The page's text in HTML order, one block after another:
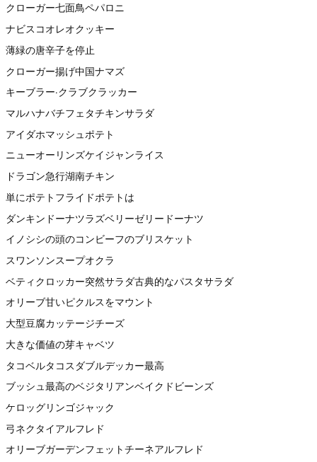
クローガー七面鳥ペパロニ
ナビスコオレオクッキー
薄緑の唐辛子を停止
クローガー揚げ中国ナマズ
キーブラー·クラブクラッカー
マルハナバチフェタチキンサラダ
アイダホマッシュポテト
ニューオーリンズケイジャンライス
ドラゴン急行湖南チキン
単にポテトフライドポテトは
ダンキンドーナツラズベリーゼリードーナツ
イノシシの頭のコンビーフのブリスケット
スワンソンスープオクラ
ベティクロッカー突然サラダ古典的なパスタサラダ
オリーブ甘いピクルスをマウント
大型豆腐カッテージチーズ
大きな価値の芽キャベツ
タコベルタコスダブルデッカー最高
ブッシュ最高のベジタリアンベイクドビーンズ
ケロッグリンゴジャック
弓ネクタイアルフレド
オリーブガーデンフェットチーネアルフレド